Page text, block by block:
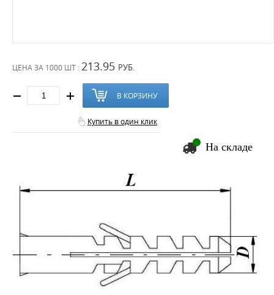
ЦЕНА ЗА 1000 ШТ : 213.95 РУБ.
В КОРЗИНУ
Купить в один клик
На складе